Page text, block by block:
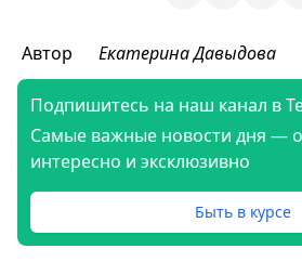
Автор Екатерина Давыдова
Подпишитесь на наш канал в
Самые важные новости дня —
интересно и эксклюзивно
Быть в курсе